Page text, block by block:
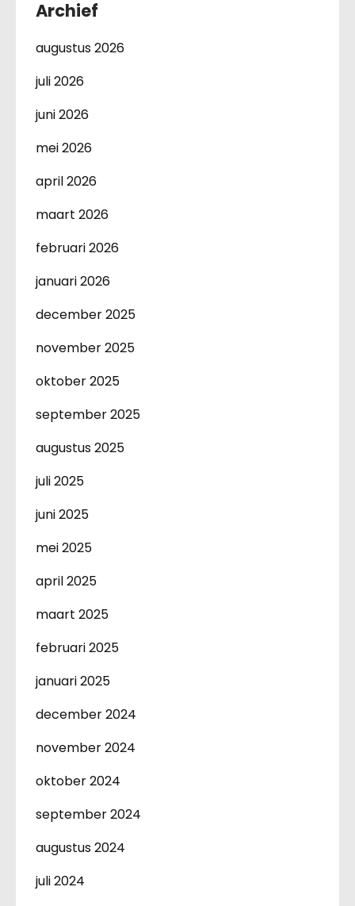
Archief
augustus 2026
juli 2026
juni 2026
mei 2026
april 2026
maart 2026
februari 2026
januari 2026
december 2025
november 2025
oktober 2025
september 2025
augustus 2025
juli 2025
juni 2025
mei 2025
april 2025
maart 2025
februari 2025
januari 2025
december 2024
november 2024
oktober 2024
september 2024
augustus 2024
juli 2024